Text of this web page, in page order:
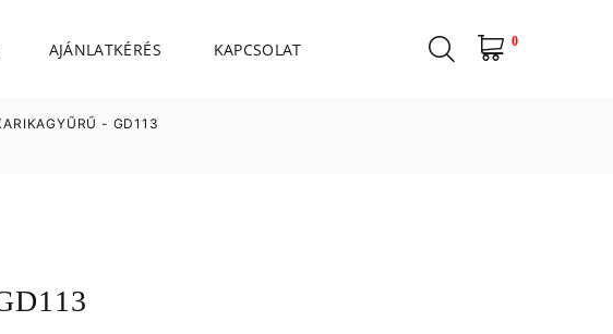
AJÁNLATKÉRÉS KAPCSOLAT 0
- GD113